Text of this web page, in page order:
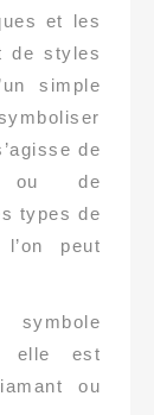
et les
de styles
simple
de
ou de
types de
peut
elle est
ou